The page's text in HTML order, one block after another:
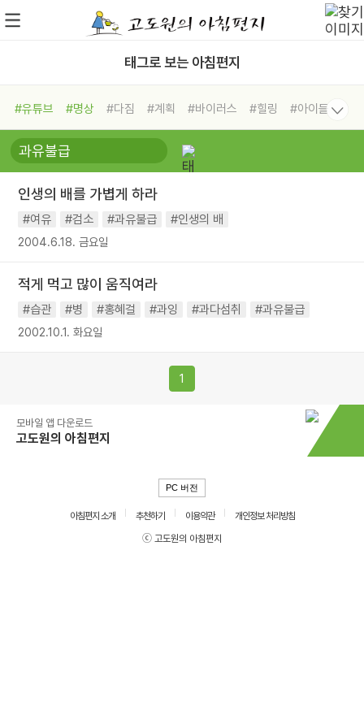
태그로 보는 아침편지
#유튜브 #명상 #다짐 #계획 #바이러스 #힐링
#아이들
#비전캠프
#독서캠프 #삶
#희망
#나눔 #친구 #링컨학교
#독서
#건강 #면역력
인생의 배를 가볍게 하라
#여유 #검소 #과유불급 #인생의 배
2004.6.18. 금요일
적게 먹고 많이 움직여라
#습관 #병 #홍혜걸 #과잉 #과다섬취 #과유불급
2002.10.1. 화요일
1
모바일 앱 다운로드
고도원의 아침편지
PC 버전
아침편지 소개 추천하기 이용약관
개인정보 처리방침
ⓒ 고도원의 아침편지